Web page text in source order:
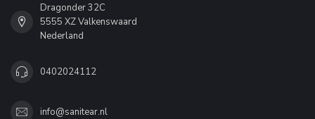
Dragonder 32C
5555 XZ Valkenswaard
Nederland
0402024112
info@sanitear.nl